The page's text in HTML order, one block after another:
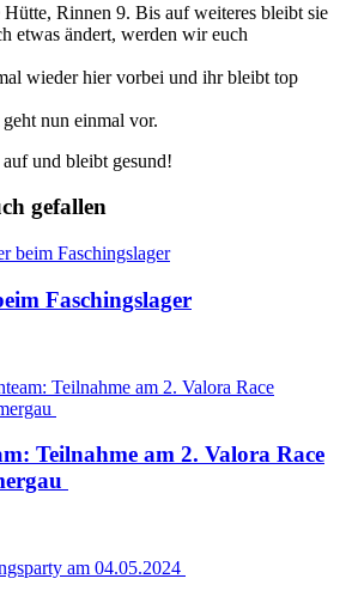
Rinnen 9. Bis auf weiteres bleibt sie
etwas ändert, werden wir euch
wieder hier vorbei und ihr bleibt top
nun einmal vor.
und bleibt gesund!
gefallen
Faschingslager
Teilnahme am 2. Valora Race